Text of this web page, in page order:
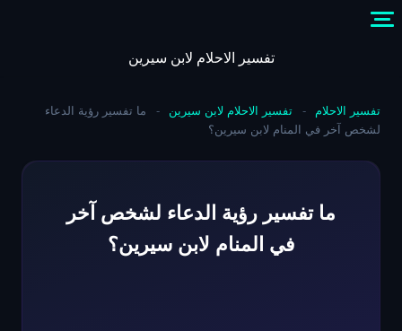
content
تفسير الاحلام لابن سيرين
تفسير الاحلام - تفسير الاحلام لابن سيرين -
ما تفسير رؤية الدعاء
لشخص آخر في المنام لابن سيرين؟
ما تفسير رؤية الدعاء لشخص آخر
في المنام لابن سيرين؟